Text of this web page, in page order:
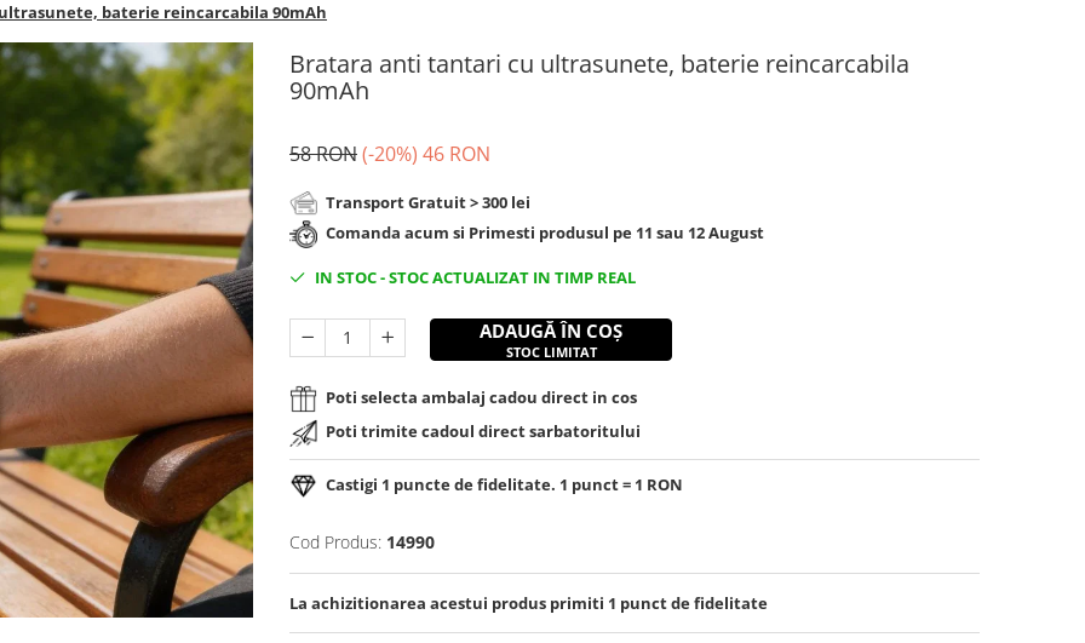
baterie reincarcabila 90mAh
Bratara anti tantari cu ultrasunete, baterie reincarcabila
90mAh
58 RON(-20%) 46 RON
Transport Gratuit > 300 lei
Comanda acum si Primesti produsul pe 11 sau 12 August
IN STOC-STOC ACTUALIZAT IN TIMP REAL
ADAUGĂ ÎN COȘ
STOC LIMITAT
Poti selecta ambalaj cadou direct in cos
Poti trimite cadoul direct sarbatoritului
Castigi 1 puncte de fidelitate. 1 punct = 1 RON
Cod Produs: 14990
La achizitionarea acestui produs primiti 1 punct de fidelitate